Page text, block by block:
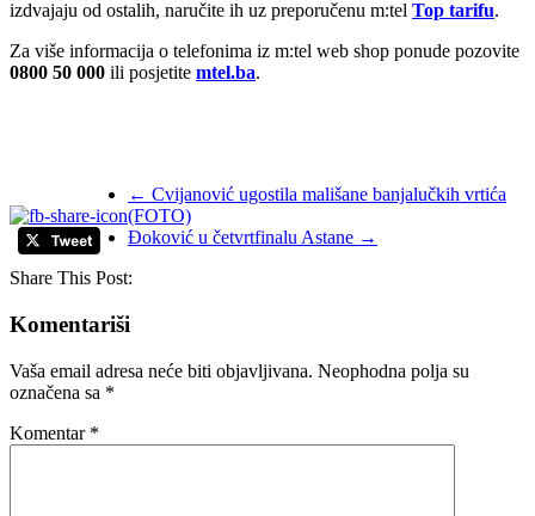
izdvajaju od ostalih, naručite ih uz preporučenu m:tel Top tarifu.
Za više informacija o telefonima iz m:tel web shop ponude pozovite
0800 50 000 ili posjetite mtel.ba.
← Cvijanović ugostila mališane banjalučkih vrtića
(FOTO)
Đoković u četvrtfinalu Astane →
Share This Post:
Komentariši
Vaša email adresa neće biti objavljivana. Neophodna polja su
označena sa *
Komentar *